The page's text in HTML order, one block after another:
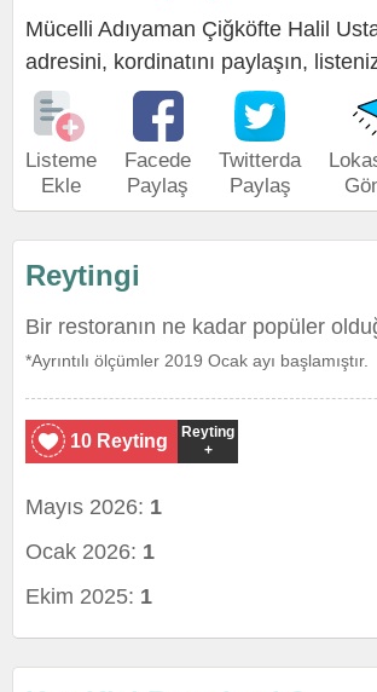
Mücelli Adıyaman Çiğköfte Halil
adresini, kordinatını paylaşın,
Listeme
Ekle
Facede
Paylaş
Twitterda
Paylaş
Reytingi
Bir restoranın ne kadar popüler
*Ayrıntılı ölçümler 2019 Ocak ayı başlamıştır.
10 Reyting
Reyting
+
Mayıs 2026: 1
Ocak 2026: 1
Ekim 2025: 1